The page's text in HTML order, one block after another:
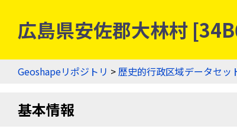
広島県安佐郡大林村
Geoshapeリポジトリ >歴史的行政区域データセッ
基本情報